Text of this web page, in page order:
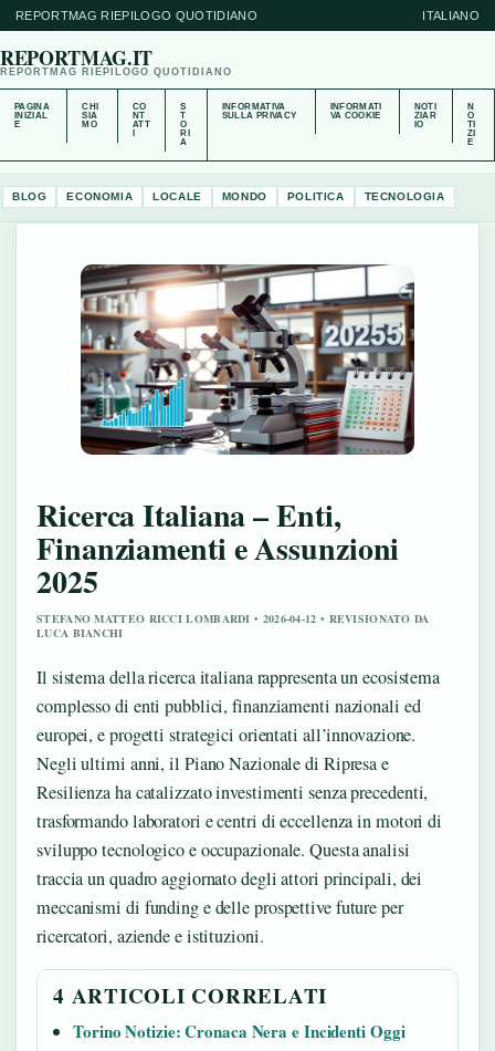
REPORTMAG RIEPILOGO QUOTIDIANO ITALIANO
REPORTMAG.IT
REPORTMAG RIEPILOGO QUOTIDIANO
PAGINA
INIZIAL
E
CHI
SIA
MO
CO
NT
ATT
S
T
O
RI
A
INFORMATIVA
SULLA PRIVACY
INFORMATI
VA COOKIE
NOTI
ZIAR
IO
N
O
TI
ZI
E
BLOG ECONOMIA LOCALE MONDO POLITICA TECNOLOGIA
Ricerca Italiana – Enti,
Finanziamenti e Assunzioni
2025
STEFANO MATTEO RICCI LOMBARDI • 2026-04-12 • REVISIONATO DA
LUCA BIANCHI
Il sistema della ricerca italiana rappresenta un ecosistema
complesso di enti pubblici, finanziamenti nazionali ed
europei, e progetti strategici orientati all’innovazione.
Negli ultimi anni, il Piano Nazionale di Ripresa e
Resilienza ha catalizzato investimenti senza precedenti,
trasformando laboratori e centri di eccellenza in motori di
sviluppo tecnologico e occupazionale. Questa analisi
traccia un quadro aggiornato degli attori principali, dei
meccanismi di funding e delle prospettive future per
ricercatori, aziende e istituzioni.
4 ARTICOLI CORRELATI
Torino Notizie: Cronaca Nera e Incidenti Oggi